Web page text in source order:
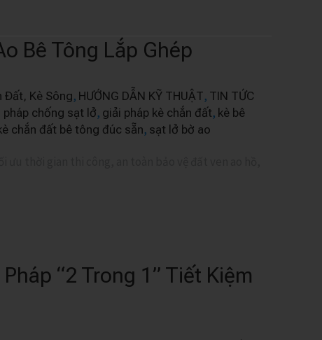
Bê Tông Lắp Ghép
Đất, Kè Sông, HƯỚNG DẪN KỸ THUẬT, TIN TỨC
pháp chống sạt lở, giải pháp kè chắn đất, kè bê
chắn đất bê tông đúc sẵn, sạt lở bờ ao
“2 Trong 1” Tiết Kiệm